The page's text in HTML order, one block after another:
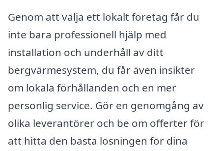
Genom att välja ett lokalt företag får du
inte bara professionell hjälp med
installation och underhåll av ditt
bergvärmesystem, du får även insikter
om lokala förhållanden och en mer
personlig service. Gör en genomgång av
olika leverantörer och be om offerter för
att hitta den bästa lösningen för dina